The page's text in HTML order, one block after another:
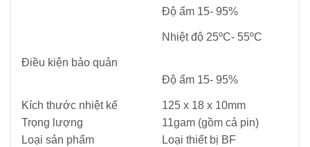
Độ ẩm 15- 95%
Điều kiện bảo quản
Nhiệt độ 25ºC- 55ºC
Độ ẩm 15- 95%
Kích thước nhiệt kế
125 x 18 x 10mm
Trọng lượng
11gam (gồm cả pin)
Loại sản phẩm
Loại thiết bị BF